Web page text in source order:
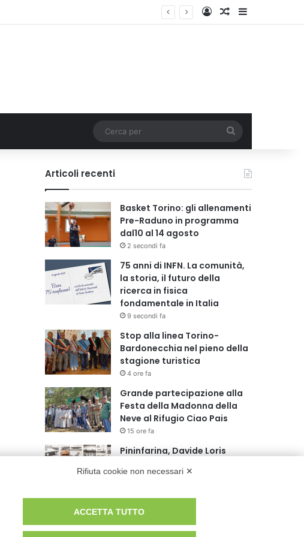
AccediUn articolo a
per
Articoli recenti
Basket Torino: gli allenamenti
Pre-Raduno in programma
dal10 al 14 agosto
2 secondi fa
75 anni di INFN. La comunità,
la storia, il futuro della
ricerca in fisica
fondamentale in Italia
9 secondi fa
Stop alla linea Torino-
Bardonecchia nel pieno della
stagione turistica
4 ore fa
Grande partecipazione alla
Festa della Madonna della
Neve al Rifugio Ciao Pais
15 ore fa
Pininfarina, Davide Loris
Creative Officer
Cesana Torinese: il secondo
cuore dell’estate
Rifiuta cookie non necessari ✕
ACCETTA TUTTO